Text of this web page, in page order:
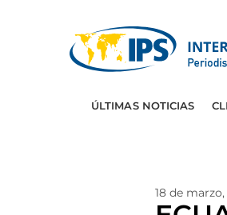
ÚLTIMAS NOTICIAS
18 de marzo,